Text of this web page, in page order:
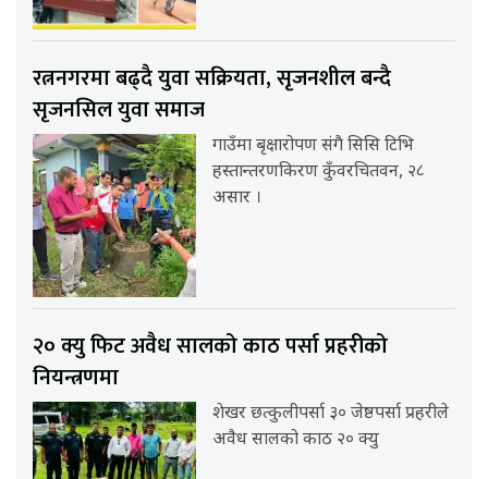
रत्ननगरमा बढ्दै युवा सक्रियता, सृजनशील बन्दै
सृजनसिल युवा समाज
गाउँमा बृक्षारोपण संगै सिसि टिभि
हस्तान्तरणकिरण कुँवरचितवन, २८
असार ।
२० क्यु फिट अवैध सालको काठ पर्सा प्रहरीको
नियन्त्रणमा
शेखर छत्कुलीपर्सा ३० जेष्ठपर्सा प्रहरीले
अवैध सालको काठ २० क्यु